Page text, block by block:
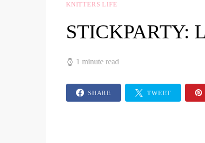
KNITTERS LIFE
STICKPARTY:
1 minute read
SHARE TWEET